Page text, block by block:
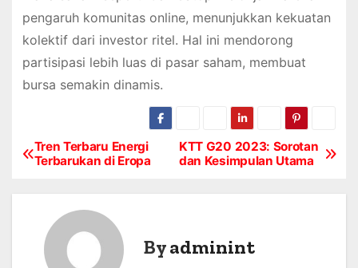
pengaruh komunitas online, menunjukkan kekuatan
kolektif dari investor ritel. Hal ini mendorong
partisipasi lebih luas di pasar saham, membuat
bursa semakin dinamis.
P
KTT G20 2023: Sorotan
dan Kesimpulan Utama
Tren Terbaru Energi
Terbarukan di Eropa
Byadminint